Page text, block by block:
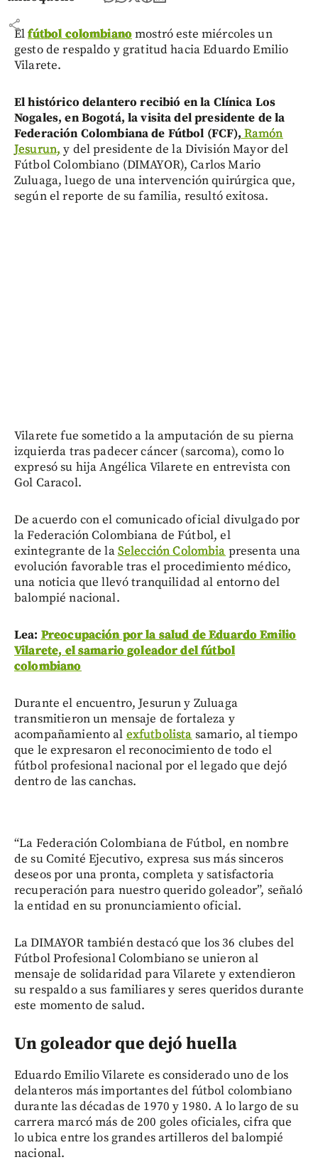
share
Elfútbol colombianomostró este miércoles un
gesto de respaldo y gratitud hacia Eduardo Emilio
Vilarete.
El histórico delantero recibió en la Clínica Los
Nogales, en Bogotá, la visita del presidente de la
Federación Colombiana de Fútbol (FCF), Ramón
Jesurun, y del presidente de la División Mayor del
Fútbol Colombiano (DIMAYOR), Carlos Mario
Zuluaga, luego de una intervención quirúrgica que,
según el reporte de su familia, resultó exitosa.
Vilarete fue sometido a la amputación de su pierna
izquierda tras padecer cáncer (sarcoma), como lo
expresó su hija Angélica Vilarete en entrevista con
Gol Caracol.
De acuerdo con el comunicado oficial divulgado por
la Federación Colombiana de Fútbol, el
exintegrante de laSelección Colombia presenta una
evolución favorable tras el procedimiento médico,
una noticia que llevó tranquilidad al entorno del
balompié nacional.
Lea: Preocupación por la salud de Eduardo Emilio
Vilarete, el samario goleador del fútbol
colombiano
Durante el encuentro, Jesurun y Zuluaga
transmitieron un mensaje de fortaleza y
acompañamiento al exfutbolista samario, al tiempo
que le expresaron el reconocimiento de todo el
fútbol profesional nacional por el legado que dejó
dentro de las canchas.
“La Federación Colombiana de Fútbol, en nombre
de su Comité Ejecutivo, expresa sus más sinceros
deseos por una pronta, completa y satisfactoria
recuperación para nuestro querido goleador”, señaló
la entidad en su pronunciamiento oficial.
La DIMAYOR también destacó que los 36 clubes del
Fútbol Profesional Colombiano se unieron al
mensaje de solidaridad para Vilarete y extendieron
su respaldo a sus familiares y seres queridos durante
este momento de salud.
Un goleador que dejó huella
Eduardo Emilio Vilarete es considerado uno de los
delanteros más importantes del fútbol colombiano
durante las décadas de 1970 y 1980. A lo largo de su
carrera marcó más de 200 goles oficiales, cifra que
lo ubica entre los grandes artilleros del balompié
nacional.